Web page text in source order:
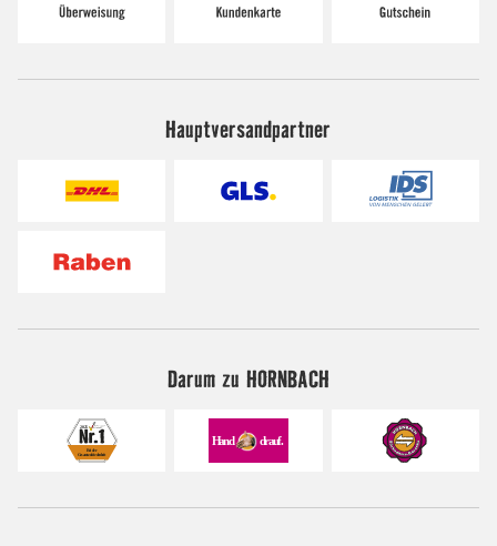
Hauptversandpartner
Darum zu HORNBACH